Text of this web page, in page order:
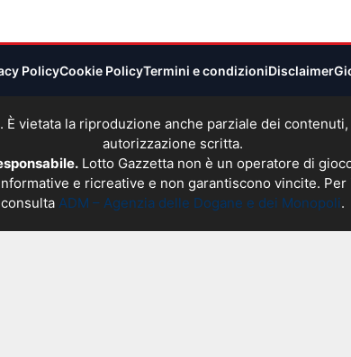
PolicyCookie PolicyTermini e condizioniDisclaimer
vietata la riproduzione anche parziale dei
autorizzazione scritta.
Lotto Gazzetta non è un operatore di
e ricreative e non garantiscono vincite.
consulta ADM – Agenzia delle Dogane e dei Monopoli.